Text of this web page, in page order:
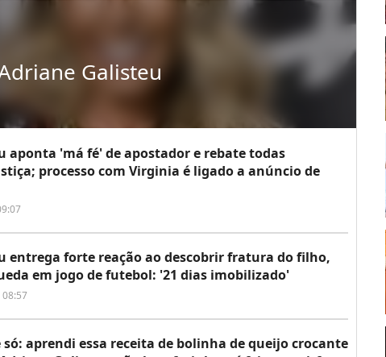
Galisteu
aponta 'má fé' de apostador e rebate todas
processo com Virginia é ligado a anúncio de
entrega forte reação ao descobrir fratura do filho,
em jogo de futebol: '21 dias imobilizado'
08:57
aprendi essa receita de bolinha de queijo crocante